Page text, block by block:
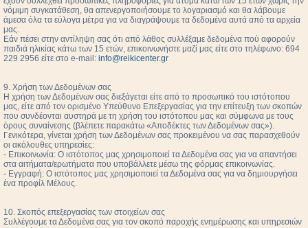
νόμιμη συγκατάθεση, θα απενεργοποιήσουμε το λογαριασμό και θα λάβουμε
άμεσα όλα τα εύλογα μέτρα για να διαγράψουμε τα δεδομένα αυτά από τα αρχεία
μας.
Εάν πέσει στην αντίληψη σας ότι από λάθος συλλέξαμε δεδομένα πού αφορούν
παιδιά ηλικίας κάτω των 15 ετών, επικοινωνήστε μαζί μας είτε στο τηλέφωνο: 694
229 2956 είτε στο e-mail: info@reikicenter.gr
9. Χρήση των Δεδομένων σας
Η χρήση των Δεδομένων σας διεξάγεται είτε από το προσωπικό του ιστότοπου
μας, είτε από τον ορισμένο Υπεύθυνο Επεξεργασίας για την επίτευξη των σκοπών
που συνδέονται αυστηρά με τη χρήση του ιστότοπου μας και σύμφωνα με τους
όρους συναίνεσης (βλέπετε παρακάτω «Αποδέκτες των Δεδομένων σας»).
Γενικότερα, γίνεται χρήση των Δεδομένων σας προκειμένου να σας παρασχεθούν
οι ακόλουθες υπηρεσίες:
- Επικοινωνία: Ο ιστότοπος μας χρησιμοποιεί τα Δεδομένα σας για να απαντήσει
στα αιτήματα/ερωτήματα που υποβάλλετε μέσω της φόρμας επικοινωνίας.
- Εγγραφή: Ο ιστότοπος μας χρησιμοποιεί τα Δεδομένα σας για να δημιουργήσει
ένα προφίλ Μέλους.
10. Σκοπός επεξεργασίας των στοιχείων σας
Συλλέγουμε τα Δεδομένα σας για τον σκοπό παροχής ενημέρωσης και υπηρεσιών